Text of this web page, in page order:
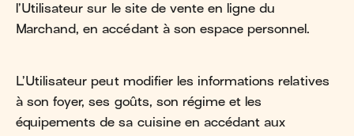
l’Utilisateur sur le site de vente en ligne du
Marchand, en accédant à son espace personnel.
L’Utilisateur peut modifier les informations relatives
à son foyer, ses goûts, son régime et les
équipements de sa cuisine en accédant aux